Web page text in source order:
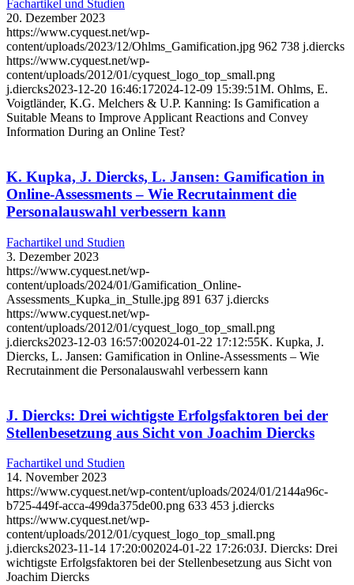
Fachartikel und Studien
20. Dezember 2023
https://www.cyquest.net/wp-
content/uploads/2023/12/Ohlms_Gamification.jpg 962 738 j.diercks
https://www.cyquest.net/wp-
content/uploads/2012/01/cyquest_logo_top_small.png
j.diercks2023-12-20 16:46:172024-12-09 15:39:51M. Ohlms, E.
Voigtländer, K.G. Melchers & U.P. Kanning: Is Gamification a
Suitable Means to Improve Applicant Reactions and Convey
Information During an Online Test?
K. Kupka, J. Diercks, L. Jansen: Gamification in
Online-Assessments – Wie Recrutainment die
Personalauswahl verbessern kann
Fachartikel und Studien
3. Dezember 2023
https://www.cyquest.net/wp-
content/uploads/2024/01/Gamification_Online-
Assessments_Kupka_in_Stulle.jpg 891 637 j.diercks
https://www.cyquest.net/wp-
content/uploads/2012/01/cyquest_logo_top_small.png
j.diercks2023-12-03 16:57:002024-01-22 17:12:55K. Kupka, J.
Diercks, L. Jansen: Gamification in Online-Assessments – Wie
Recrutainment die Personalauswahl verbessern kann
J. Diercks: Drei wichtigste Erfolgsfaktoren bei der
Stellenbesetzung aus Sicht von Joachim Diercks
Fachartikel und Studien
14. November 2023
https://www.cyquest.net/wp-content/uploads/2024/01/2144a96c-
b725-449f-acca-499da375de00.png 633 453 j.diercks
https://www.cyquest.net/wp-
content/uploads/2012/01/cyquest_logo_top_small.png
j.diercks2023-11-14 17:20:002024-01-22 17:26:03J. Diercks: Drei
wichtigste Erfolgsfaktoren bei der Stellenbesetzung aus Sicht von
Joachim Diercks